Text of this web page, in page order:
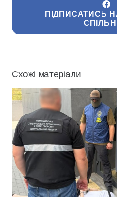
ПІДПИСАТИСЬ
Схожі матеріали